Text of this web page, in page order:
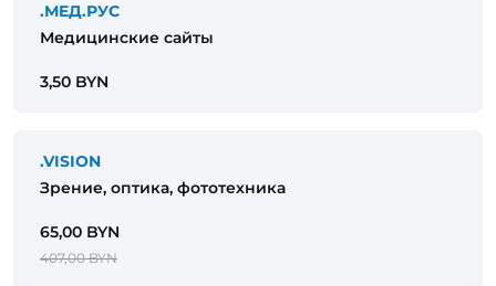
.МЕД.РУС
Медицинские сайты
3,50 BYN
.VISION
Зрение, оптика, фототехника
65,00 BYN
407,00 BYN